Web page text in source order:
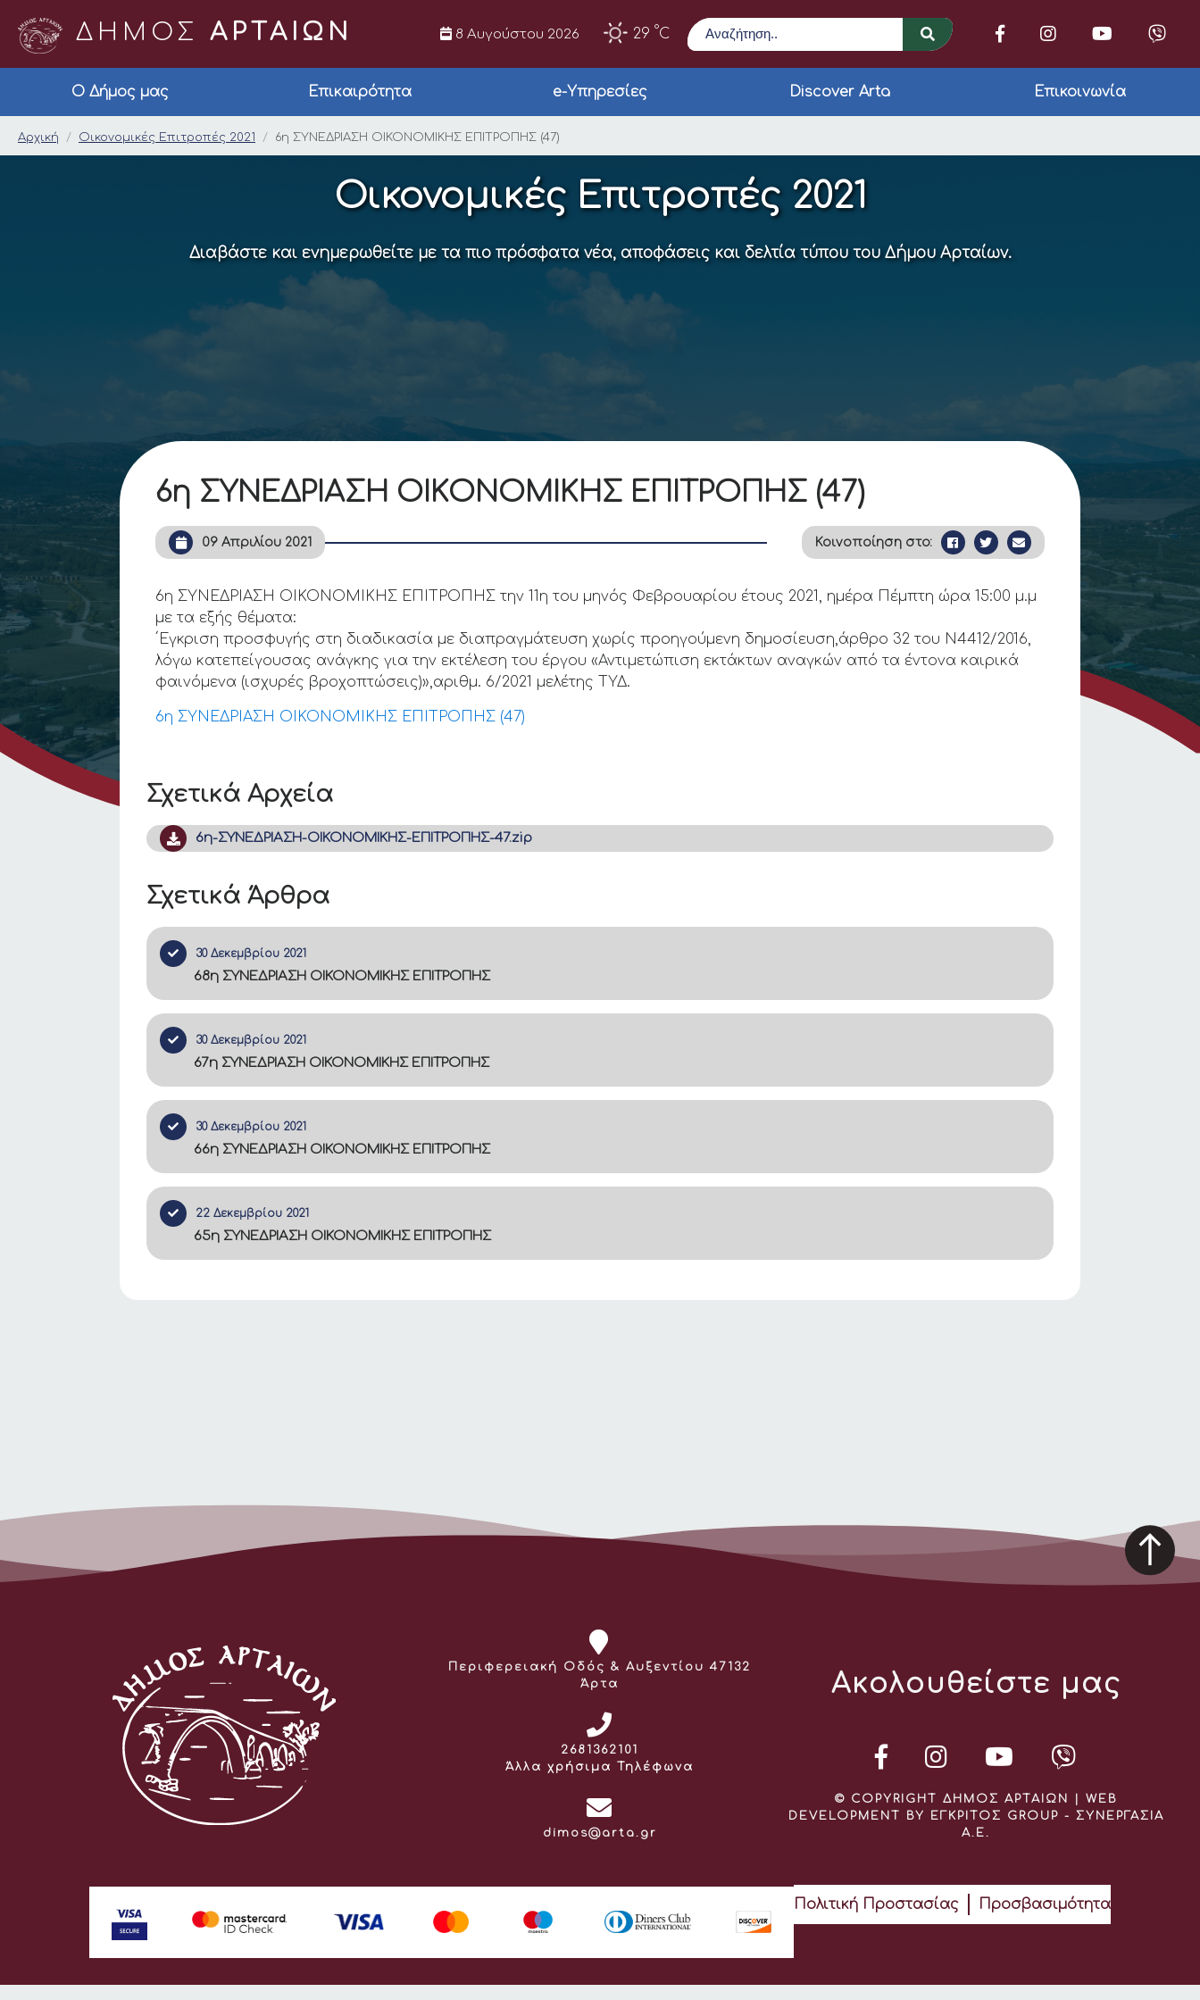
ΔΗΜΟΣ ΑΡΤΑΙΩΝ 8 Αυγούστου 2026 29 °C
Αναζήτηση
Ο Δήμος μας Επικαιρότητα e-Υπηρεσίες Discover Arta Επικοινωνία
6η ΣΥΝΕΔΡΙΑΣΗ ΟΙΚΟΝΟΜΙΚΗΣ ΕΠΙΤΡΟΠΗΣ (47)
Αρχική Οικονομικές Επιτροπές 2021 6η ΣΥΝΕΔΡΙΑΣΗ ΟΙΚΟΝΟΜΙΚΗΣ ΕΠΙΤΡΟΠΗΣ (47)
Οικονομικές Επιτροπές 2021
Διαβάστε και ενημερωθείτε με τα πιο πρόσφατα νέα, αποφάσεις και δελτία τύπου του Δήμου Αρταίων.
Σχετικά Αρχεία
6η-ΣΥΝΕΔΡΙΑΣΗ-ΟΙΚΟΝΟΜΙΚΗΣ-ΕΠΙΤΡΟΠΗΣ-47.zip
Σχετικά Άρθρα
30 Δεκεμβρίου 2021
68η ΣΥΝΕΔΡΙΑΣΗ ΟΙΚΟΝΟΜΙΚΗΣ ΕΠΙΤΡΟΠΗΣ
30 Δεκεμβρίου 2021
67η ΣΥΝΕΔΡΙΑΣΗ ΟΙΚΟΝΟΜΙΚΗΣ ΕΠΙΤΡΟΠΗΣ
30 Δεκεμβρίου 2021
66η ΣΥΝΕΔΡΙΑΣΗ ΟΙΚΟΝΟΜΙΚΗΣ ΕΠΙΤΡΟΠΗΣ
22 Δεκεμβρίου 2021
65η ΣΥΝΕΔΡΙΑΣΗ ΟΙΚΟΝΟΜΙΚΗΣ ΕΠΙΤΡΟΠΗΣ
6η ΣΥΝΕΔΡΙΑΣΗ ΟΙΚΟΝΟΜΙΚΗΣ ΕΠΙΤΡΟΠΗΣ (47)
09 Απριλίου 2021 Κοινοποίηση στο:
6η ΣΥΝΕΔΡΙΑΣΗ ΟΙΚΟΝΟΜΙΚΗΣ ΕΠΙΤΡΟΠΗΣ την 11η του μηνός Φεβρουαρίου έτους 2021, ημέρα Πέμπτη ώρα 15:00 μ.μ
με τα εξής θέματα:
΄Εγκριση προσφυγής στη διαδικασία με διαπραγμάτευση χωρίς προηγούμενη δημοσίευση,άρθρο 32 του Ν4412/2016,
λόγω κατεπείγουσας ανάγκης για την εκτέλεση του έργου «Αντιμετώπιση εκτάκτων αναγκών από τα έντονα καιρικά
φαινόμενα (ισχυρές βροχοπτώσεις)»,αριθμ. 6/2021 μελέτης ΤΥΔ.
6η ΣΥΝΕΔΡΙΑΣΗ ΟΙΚΟΝΟΜΙΚΗΣ ΕΠΙΤΡΟΠΗΣ (47)
Διεύθυνση:
Περιφερειακή Οδός & Αυξεντίου 47132
Άρτα
Τηλέφωνο:
2681362101
Άλλα χρήσιμα Τηλέφωνα
Email:
dimos@arta.gr
Ακολουθείστε μας
© COPYRIGHT ΔΗΜΟΣ ΑΡΤΑΙΩΝ | WEB
DEVELOPMENT BY ΕΓΚΡΙΤΟΣ GROUP - ΣΥΝΕΡΓΑΣΙΑ
Α.Ε.
Πολιτική Προστασίας Προσβασιμότητα